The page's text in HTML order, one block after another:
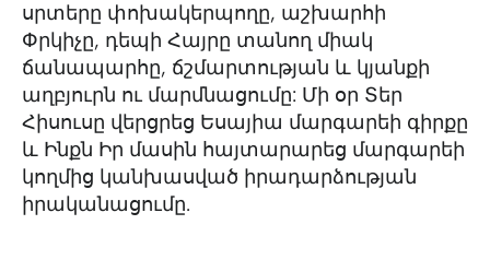
սրտերը փոխակերպողը, աշխարհի
Փրկիչը, դեպի Հայրը տանող միակ
ճանապարհը, ճշմարտության և կյանքի
աղբյուրն ու մարմնացումը: Մի օր Տեր
Հիսուսը վերցրեց Եսայիա մարգարեի գիրքը
և Ինքն Իր մասին հայտարարեց մարգարեի
կողմից կանխասված իրադարձության
իրականացումը.